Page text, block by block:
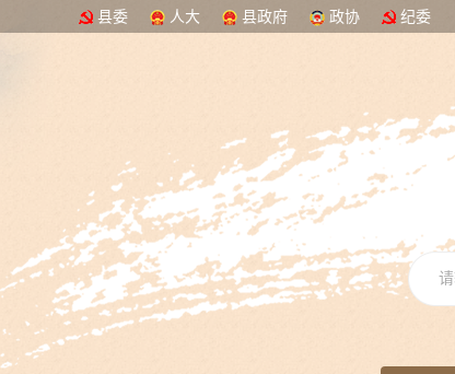
县委 人大 县政府 政协 纪委